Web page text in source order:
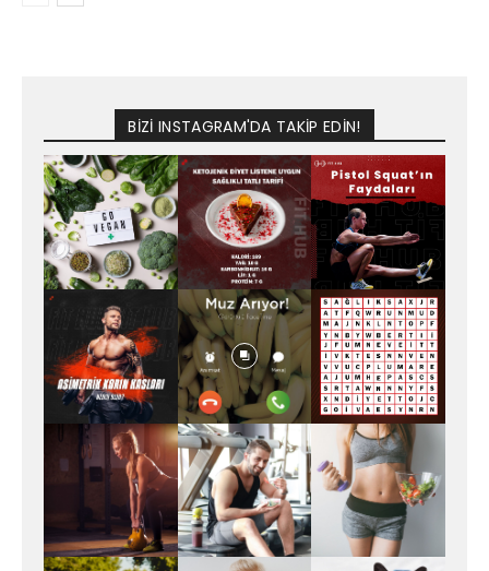
BİZİ INSTAGRAM'DA TAKİP EDİN!